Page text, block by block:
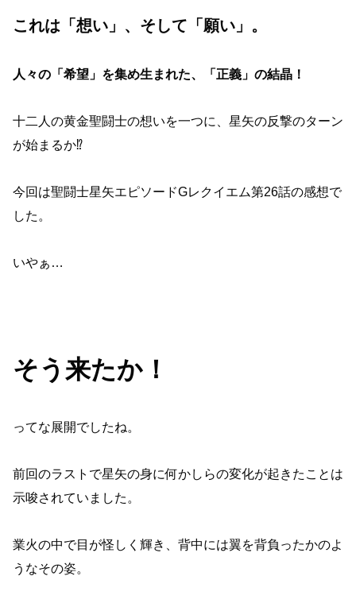
これは「想い」、そして「願い」。
人々の「希望」を集め生まれた、「正義」の結晶！
十二人の黄金聖闘士の想いを一つに、星矢の反撃のターン
が始まるか⁉︎
今回は聖闘士星矢エピソードGレクイエム第26話の感想で
した。
いやぁ…
そう来たか！
ってな展開でしたね。
前回のラストで星矢の身に何かしらの変化が起きたことは
示唆されていました。
業火の中で目が怪しく輝き、背中には翼を背負ったかのよ
うなその姿。